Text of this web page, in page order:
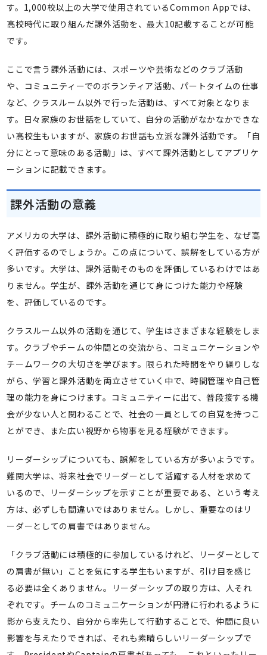
す。1,000校以上の大学で使用されているCommon Appでは、
高校時代に取り組んだ課外活動を、最大10記載することが可能
です。
ここで言う課外活動には、スポーツや芸術などのクラブ活動
や、コミュニティーでのボランティア活動、パートタイムの仕事
など、クラスルーム以外で行った活動は、すべて対象となりま
す。日々家族のお世話をしていて、自分の活動がなかなかできな
い高校生もいますが、家族のお世話も立派な課外活動です。「自
分にとって意味のある活動」は、すべて課外活動としてアプリケ
ーションに記載できます。
課外活動の意義
アメリカの大学は、課外活動に積極的に取り組む学生を、なぜ高
く評価するのでしょうか。この点について、誤解をしている方が
多いです。大学は、課外活動そのものを評価しているわけではあ
りません。学生が、課外活動を通じて身につけた能力や経験
を、評価しているのです。
クラスルーム以外の活動を通じて、学生はさまざまな経験をしま
す。クラブやチームの仲間との交流から、コミュニケーションや
チームワークの大切さを学びます。限られた時間をやり繰りしな
がら、学習と課外活動を両立させていく中で、時間管理や自己管
理の能力を身につけます。コミュニティーに出て、普段接する機
会が少ない人と関わることで、社会の一員としての自覚を持つこ
とができ、また広い視野から物事を見る経験ができます。
リーダーシップについても、誤解をしている方が多いようです。
難関大学は、将来社会でリーダーとして活躍する人材を求めて
いるので、リーダーシップを示すことが重要である、という考え
方は、必ずしも間違いではありません。しかし、重要なのはリ
ーダーとしての肩書ではありません。
「クラブ活動には積極的に参加しているけれど、リーダーとして
の肩書が無い」ことを気にする学生もいますが、引け目を感じ
る必要は全くありません。リーダーシップの取り方は、人それ
ぞれです。チームのコミュニケーションが円滑に行われるように
影から支えたり、自分から率先して行動することで、仲間に良い
影響を与えたりできれば、それも素晴らしいリーダーシップで